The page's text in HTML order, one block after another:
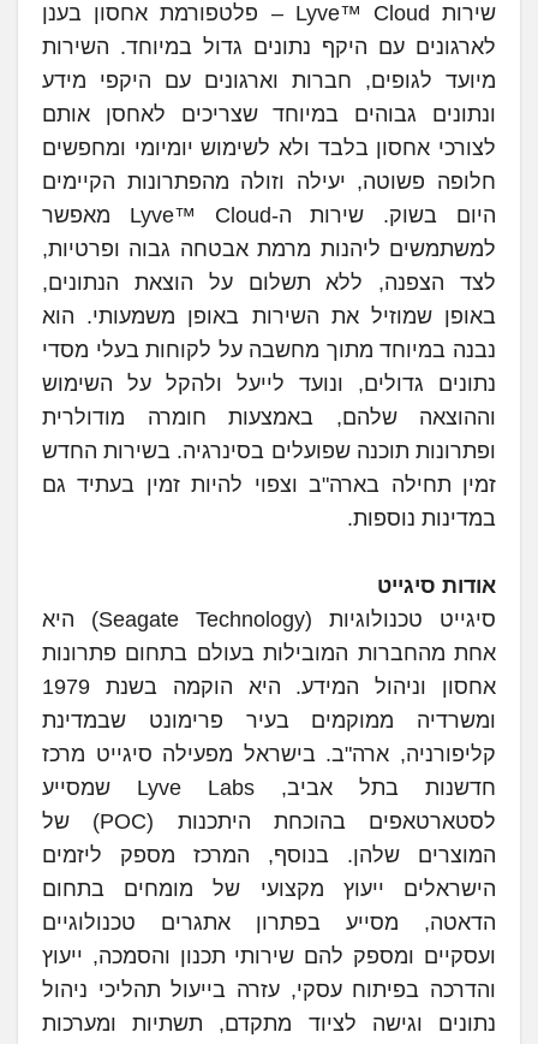
שירות Lyve™ Cloud – פלטפורמת אחסון בענן
לארגונים עם היקף נתונים גדול במיוחד. השירות
מיועד לגופים, חברות וארגונים עם היקפי מידע
ונתונים גבוהים במיוחד שצריכים לאחסן אותם
לצורכי אחסון בלבד ולא לשימוש יומיומי ומחפשים
חלופה פשוטה, יעילה וזולה מהפתרונות הקיימים
היום בשוק. שירות ה-Lyve™ Cloud מאפשר
למשתמשים ליהנות מרמת אבטחה גבוה ופרטיות,
לצד הצפנה, ללא תשלום על הוצאת הנתונים,
באופן שמוזיל את השירות באופן משמעותי. הוא
נבנה במיוחד מתוך מחשבה על לקוחות בעלי מסדי
נתונים גדולים, ונועד לייעל ולהקל על השימוש
וההוצאה שלהם, באמצעות חומרה מודולרית
ופתרונות תוכנה שפועלים בסינרגיה. בשירות החדש
זמין תחילה בארה"ב וצפוי להיות זמין בעתיד גם
במדינות נוספות.
אודות סיגייט
סיגייט טכנולוגיות (Seagate Technology) היא
אחת מהחברות המובילות בעולם בתחום פתרונות
אחסון וניהול המידע. היא הוקמה בשנת 1979
ומשרדיה ממוקמים בעיר פרימונט שבמדינת
קליפורניה, ארה"ב. בישראל מפעילה סיגייט מרכז
חדשנות בתל אביב, Lyve Labs שמסייע
לסטארטאפים בהוכחת היתכנות (POC) של
המוצרים שלהן. בנוסף, המרכז מספק ליזמים
הישראלים ייעוץ מקצועי של מומחים בתחום
הדאטה, מסייע בפתרון אתגרים טכנולוגיים
ועסקיים ומספק להם שירותי תכנון והסמכה, ייעוץ
והדרכה בפיתוח עסקי, עזרה בייעול תהליכי ניהול
נתונים וגישה לציוד מתקדם, תשתיות ומערכות